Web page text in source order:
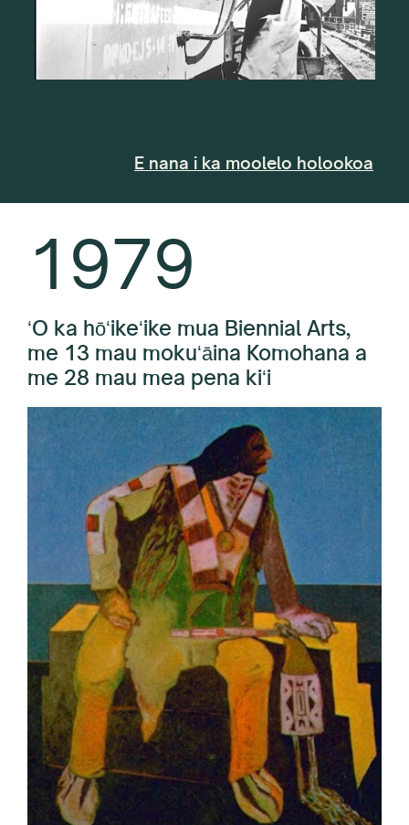
E nana i ka moolelo holookoa
1979
ʻO ka hōʻikeʻike mua Biennial Arts,
me 13 mau mokuʻāina Komohana a
me 28 mau mea pena kiʻi